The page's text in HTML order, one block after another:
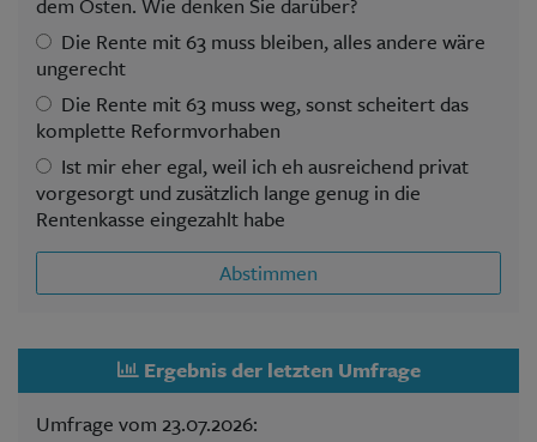
Die Rente mit 63 muss bleiben, alles andere wäre
ungerecht
Die Rente mit 63 muss weg, sonst scheitert das
komplette Reformvorhaben
Ist mir eher egal, weil ich eh ausreichend privat
vorgesorgt und zusätzlich lange genug in die
Rentenkasse eingezahlt habe
Abstimmen
Ergebnis der letzten Umfrage
Umfrage vom 23.07.2026: